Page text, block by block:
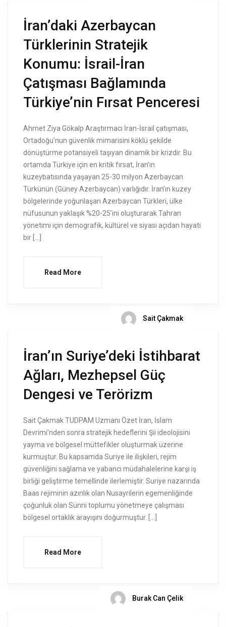
İran’daki Azerbaycan
Türklerinin Stratejik
Konumu: İsrail-İran
Çatışması Bağlamında
Türkiye’nin Fırsat Penceresi
Ahmet Ziya Gökalp Araştırmacı İran-İsrail çatışması,
Ortadoğu’nun güvenlik mimarisini köklü şekilde
dönüştürme potansiyeli taşıyan dinamik bir krizdir. Bu
ortamda Türkiye için en kritik fırsat, İran’ın
kuzeybatısında yaşayan 25-30 milyon Azerbaycan
Türkünün (Güney Azerbaycan) varlığıdır. İran’ın kuzey
bölgelerinde yoğunlaşan Azerbaycan Türkleri, ülke
nüfusunun yaklaşık %20-25’ini oluşturarak Tahran
yönetimi için demografik, kültürel ve siyasi açıdan hayati
bir […]
Read More
Sait Çakmak
İran’ın Suriye’deki İstihbarat
Ağları, Mezhepsel Güç
Dengesi ve Terörizm
Sait Çakmak TUDPAM Uzmanı Özet İran, İslam
Devrimi’nden sonra stratejik hedeflerini Şii ideolojisini
yayma ve bölgesel müttefikler oluşturmak üzerine
kurmuştur. Bu kapsamda Suriye ile ilişkileri, rejim
güvenliğini sağlama ve yabancı müdahalelerine karşı iş
birliği geliştirme temellinde ilerlemiştir. Suriye nazarında
Baas rejiminin azınlık olan Nusayrilerin egemenliğinde
çoğunluk olan Sünni toplumu yönetmeye çalışması
bölgesel ortaklık arayışını doğurmuştur. […]
Read More
Burak Can Çelik